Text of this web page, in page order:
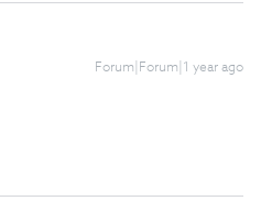
Forum|Forum|1 year ago